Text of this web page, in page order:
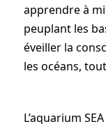
apprendre à
peuplant les
éveiller la
les océans,
L’aquarium